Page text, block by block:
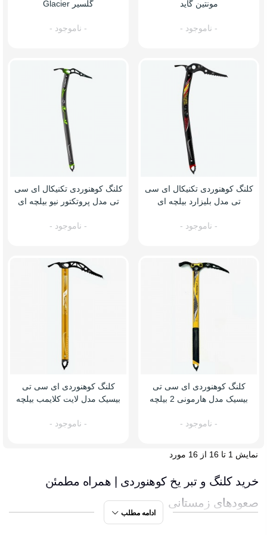
مونتین گاید
- ناموجود -
گلسیر Glacier
- ناموجود -
کلنگ کوهنوردی تکنیکال ای سی
تی مدل بلیزارد بیلچه ای
- ناموجود -
کلنگ کوهنوردی تکنیکال ای سی
تی مدل پروتکتور نیو بیلچه ای
- ناموجود -
کلنگ کوهنوردی ای سی تی
بیسیک مدل هارمونی 2 بیلچه
- ناموجود -
کلنگ کوهنوردی ای سی تی
بیسیک مدل لایت کلایمب بیلچه
- ناموجود -
نمایش 1 تا 16 از 16 مورد
خرید کلنگ و تبر یخ کوهنوردی | همراه مطمئن
صعودهای زمستانی
ادامه مطلب